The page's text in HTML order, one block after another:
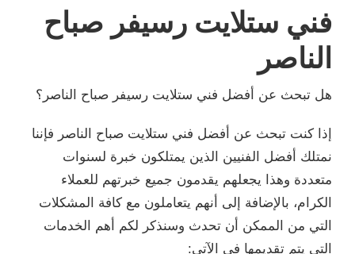
فني ستلايت رسيفر صباح
الناصر
هل تبحث عن أفضل فني ستلايت رسيفر صباح الناصر؟
إذا كنت تبحث عن أفضل فني ستلايت صباح الناصر فإننا
نمتلك أفضل الفنيين الذين يمتلكون خبرة لسنوات
متعددة وهذا يجعلهم يقدمون جميع خبرتهم للعملاء
الكرام، بالإضافة إلى أنهم يتعاملون مع كافة المشكلات
التي من الممكن أن تحدث وسنذكر لكم أهم الخدمات
التي يتم تقديمها في الآتي: